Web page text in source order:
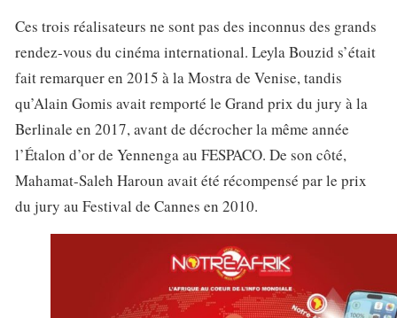
Ces trois réalisateurs ne sont pas des inconnus des grands
rendez-vous du cinéma international. Leyla Bouzid s’était
fait remarquer en 2015 à la Mostra de Venise, tandis
qu’Alain Gomis avait remporté le Grand prix du jury à la
Berlinale en 2017, avant de décrocher la même année
l’Étalon d’or de Yennenga au FESPACO. De son côté,
Mahamat-Saleh Haroun avait été récompensé par le prix
du jury au Festival de Cannes en 2010.